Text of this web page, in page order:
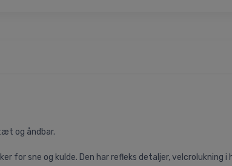
og åndbar.
for sne og kulde. Den har refleks detaljer, velcrolukning i